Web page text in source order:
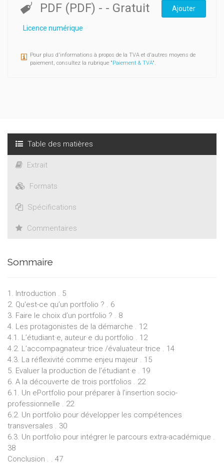
PDF (PDF) - - Gratuit Ajouter
Licence numérique
Pour plus d'informations à propos de la TVA et d'autres moyens de
paiement, consultez la rubrique "Paiement & TVA".
Table des matières
Extrait
Formats
Spécifications
Commentaires
Sommaire
1. Introduction . 5
2. Qu'est-ce qu’un portfolio ? . 6
3. Faire le choix d’un portfolio ? . 8
4. Les protagonistes de la démarche . 12
4.1. L’étudiant·e, auteur·e du portfolio . 12
4.2. L’accompagnateur·trice /évaluateur·trice . 14
4.3. La réflexivité comme enjeu majeur . 15
5. Evaluer la production de l’étudiant·e . 19
6. A la découverte de trois portfolios . 22
6.1. Un ePortfolio pour préparer à l’insertion socio-
professionnelle . 22
6.2. Un portfolio pour développer les compétences
transversales . 30
6.3. Un portfolio pour intégrer le parcours extra-académique .
38
Conclusion . . 47